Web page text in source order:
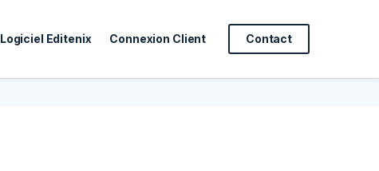
Logiciel Editenix Connexion Client Contact